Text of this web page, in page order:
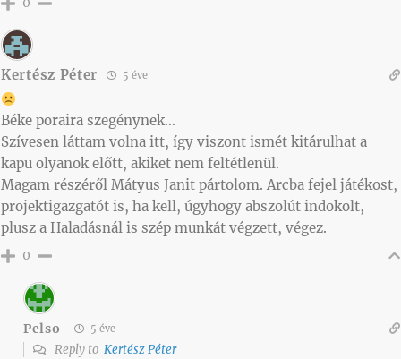
Kertész Péter 5 éve
Béke poraira szegénynek…
Szívesen láttam volna itt, így viszont ismét kitárulhat a
kapu olyanok előtt, akiket nem feltétlenül.
Magam részéről Mátyus Janit pártolom. Arcba fejel játékost,
projektigazgatót is, ha kell, úgyhogy abszolút indokolt,
plusz a Haladásnál is szép munkát végzett, végez.
0
Pelso 5 éve
Reply to Kertész Péter